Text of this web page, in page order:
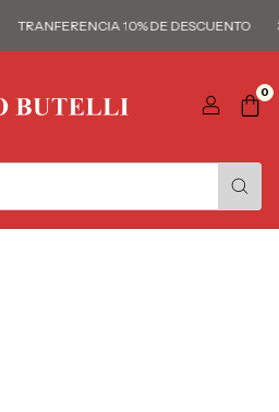
TRANFERENCIA 10% DE DESCUENTO
0